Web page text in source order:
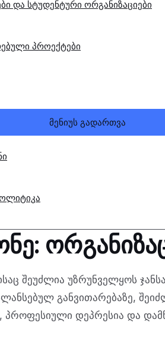
და სტუდენტური ორგანიზაციები
პროექტები
მენიუს გადართვა
შეუძლია უზრუნველყოს
განვითარებაზე,
პროფესიული დეპრესია და